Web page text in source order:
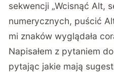
sekwencji „Wcisnąć Alt,
numerycznych, puścić
mi znaków wyglądała
Napisałem z pytaniem
pytając jakie mają